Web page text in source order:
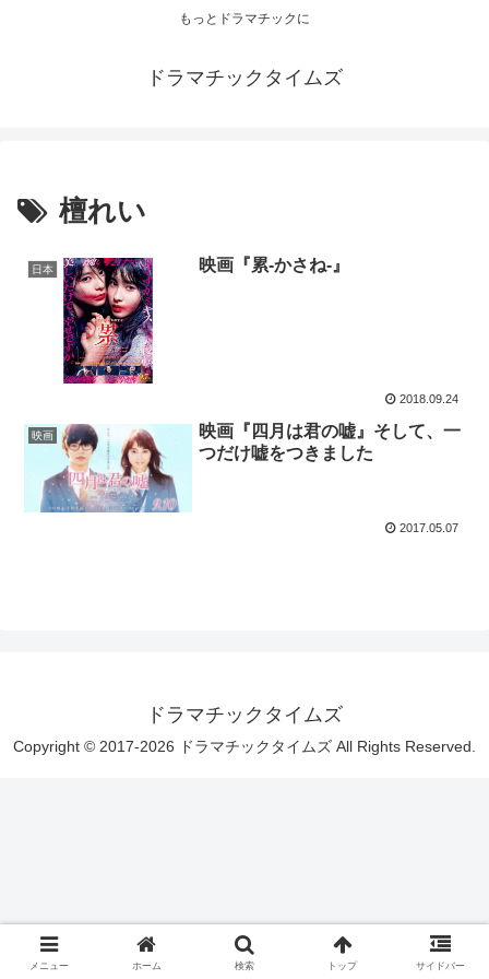
もっとドラマチックに
ドラマチックタイムズ
檀れい
日本 映画『累-かさね-』
2018.09.24
映画
映画『四月は君の嘘』そして、一
つだけ嘘をつきました
2017.05.07
ドラマチックタイムズ
Copyright © 2017-2026 ドラマチックタイムズ All Rights Reserved.
メニュー ホーム 検索 トップ サイドバー